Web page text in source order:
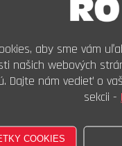
Skladom - 55 Ks
aby sme vám
našich webových
Dajte nám vedieť o
sekcii -